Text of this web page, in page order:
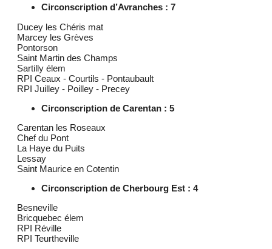
Circonscription d’Avranches : 7
Ducey les Chéris mat
Marcey les Grèves
Pontorson
Saint Martin des Champs
Sartilly élem
RPI Ceaux - Courtils - Pontaubault
RPI Juilley - Poilley - Precey
Circonscription de Carentan : 5
Carentan les Roseaux
Chef du Pont
La Haye du Puits
Lessay
Saint Maurice en Cotentin
Circonscription de Cherbourg Est : 4
Besneville
Bricquebec élem
RPI Réville
RPI Teurtheville